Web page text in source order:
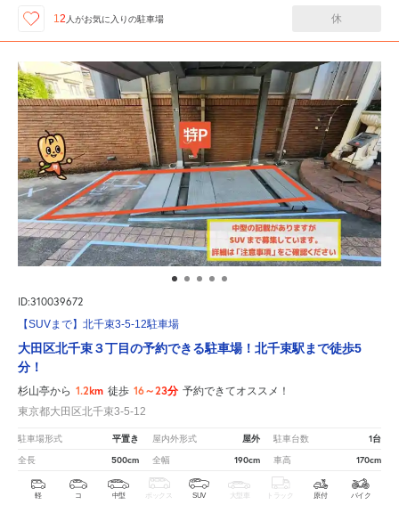
12 人がお気に入りの駐車場 休
ID:310039672
【SUVまで】北千束3-5-12駐車場
大田区北千束３丁目の予約できる駐車場！北千束駅まで徒歩5
分！
杉山亭から 1.2km 徒歩 16～23分 予約できてオススメ！
東京都大田区北千束3-5-12
駐車場形式 平置き 屋内外形式 屋外 駐車台数 1台
全長 500cm 全幅 190cm 車高 170cm
軽 コ 中型 ボックス SUV 大型車 トラック 原付 バイク